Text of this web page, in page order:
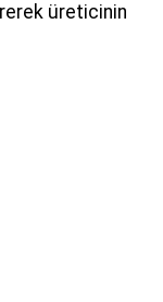
üreticinin